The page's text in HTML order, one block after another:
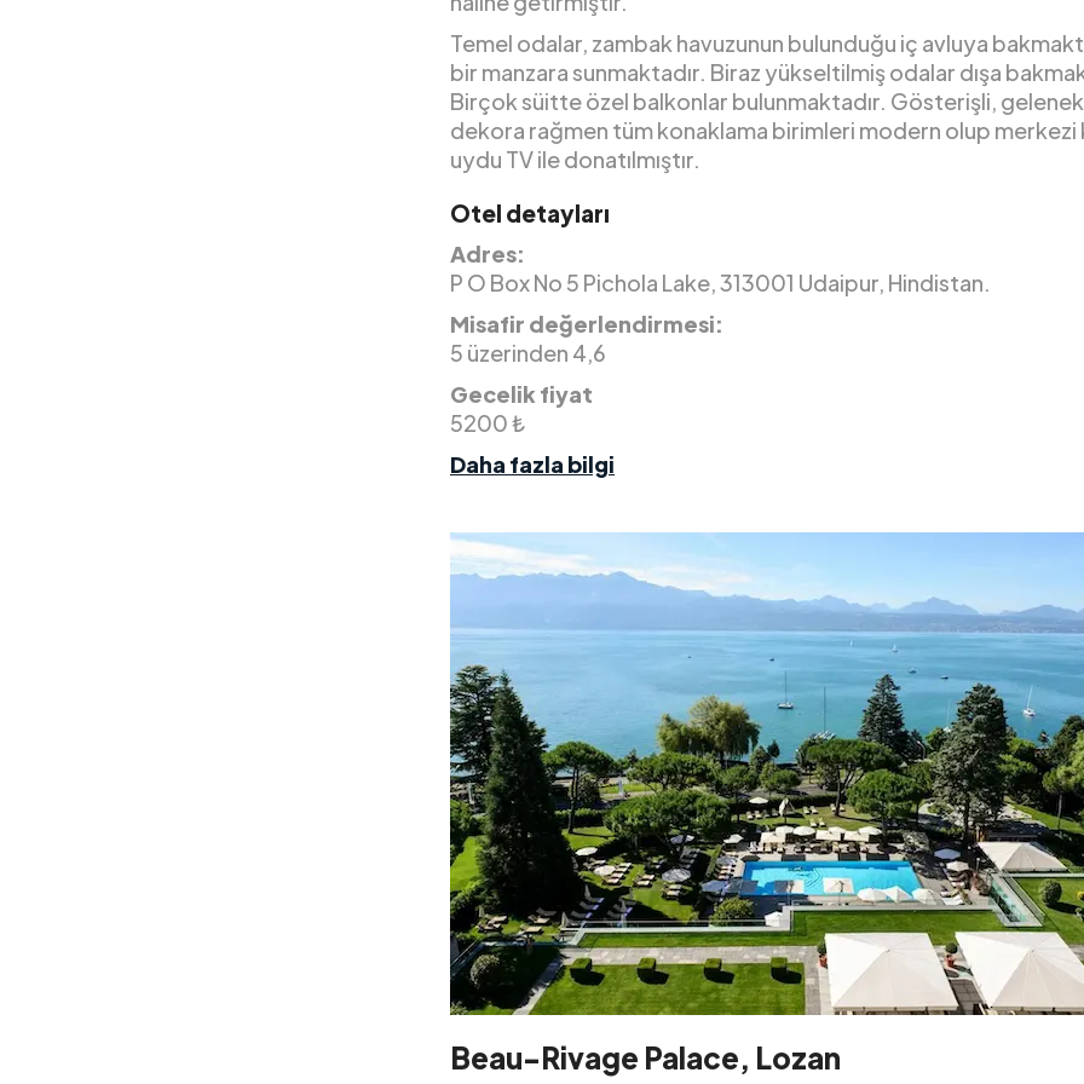
Temel odalar, zambak havuzunun bulunduğu iç avluya
bir manzara sunmaktadır. Biraz yükseltilmiş odalar dışa
Birçok süitte özel balkonlar bulunmaktadır. Gösterişli,
dekora rağmen tüm konaklama birimleri modern olup merkezi
uydu TV ile donatılmıştır.
Otel detayları
Adres:
P O Box No 5 Pichola Lake, 313001 Udaipur, Hindistan.
Misafir değerlendirmesi:
5 üzerinden 4,6
Gecelik fiyat
5200 ₺
Daha fazla bilgi
Beau-Rivage Palace, Lozan